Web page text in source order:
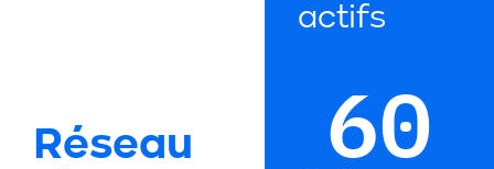
Réseau
actifs
60